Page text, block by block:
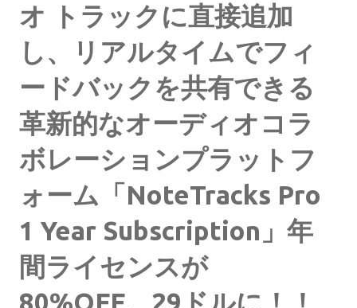
オ トラックに直接追加
し、リアルタイムでフィ
ードバックを共有できる
革新的なオーディオコラ
ボレーションプラットフ
ォーム「NoteTracks Pro
1 Year Subscription」年
間ライセンスが
80%OFF、29ドルに！！